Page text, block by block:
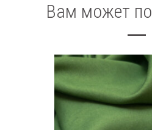
Вам может